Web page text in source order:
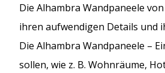
Die Alhambra Wandpaneele
ihren aufwendigen Details und
Die Alhambra Wandpaneele –
sollen, wie z. B. Wohnräume,